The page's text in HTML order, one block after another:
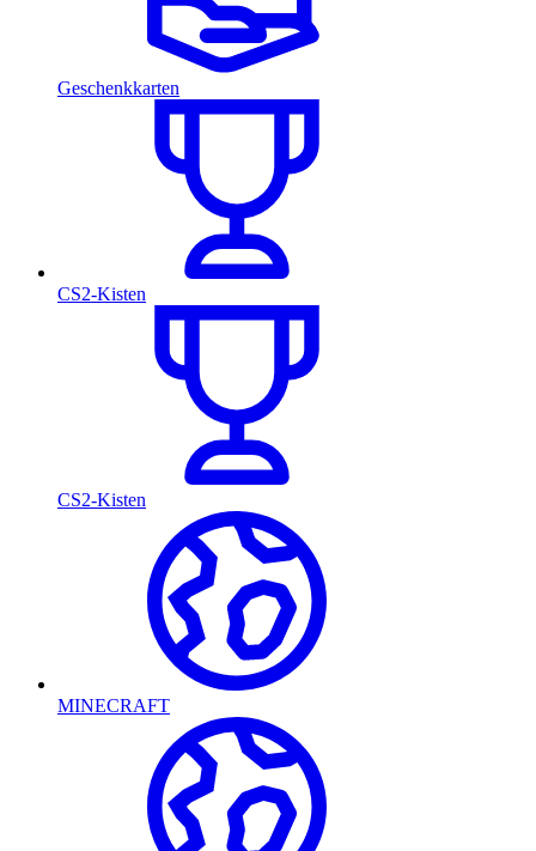
Geschenkkarten
CS2-Kisten
CS2-Kisten
MINECRAFT